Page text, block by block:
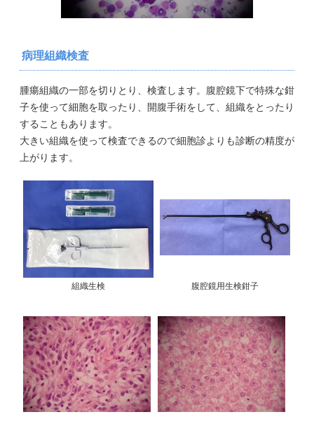
病理組織検査
腫瘍組織の一部を切りとり、検査します。腹腔鏡下で特殊な鉗
子を使って細胞を取ったり、開腹手術をして、組織をとったり
することもあります。
大きい組織を使って検査できるので細胞診よりも診断の精度が
上がります。
組織生検 腹腔鏡用生検鉗子